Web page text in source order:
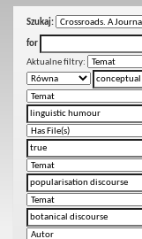
Szukaj:
for
Aktualne filtry: